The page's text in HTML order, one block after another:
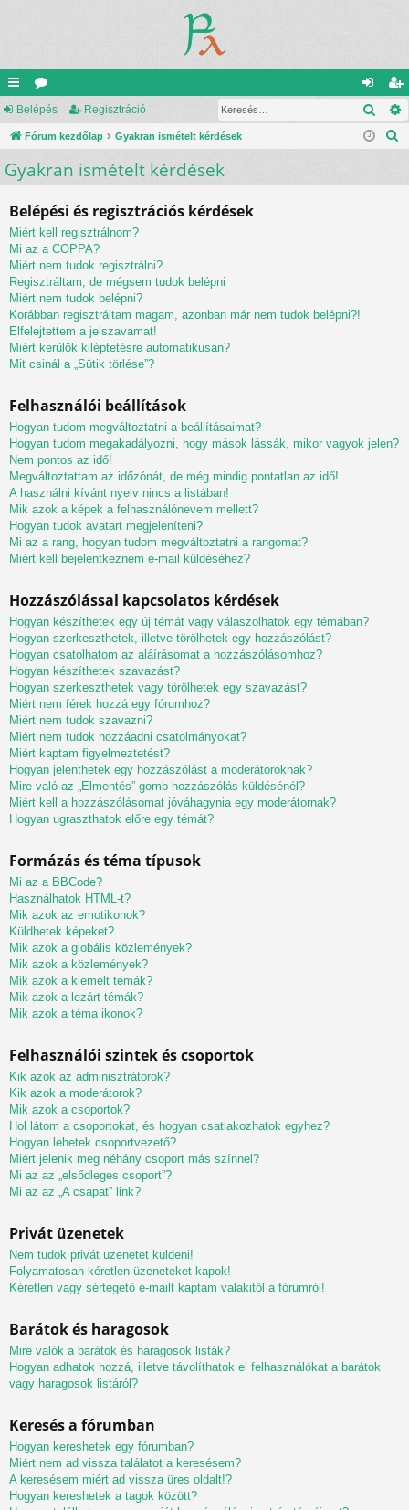
yo
rs
lin
k
ór
u
m
el
ép
eg
is
Belépés Regisztráció
Fórum kezdőlap Gyakran ismételt kérdések
Gyakran ismételt kérdések
Belépési és regisztrációs kérdések
Miért kell regisztrálnom?
Mi az a COPPA?
Miért nem tudok regisztrálni?
Regisztráltam, de mégsem tudok belépni
Miért nem tudok belépni?
Korábban regisztráltam magam, azonban már nem tudok belépni?!
Elfelejtettem a jelszavamat!
Miért kerülök kiléptetésre automatikusan?
Mit csinál a „Sütik törlése”?
Felhasználói beállítások
Hogyan tudom megváltoztatni a beállításaimat?
Hogyan tudom megakadályozni, hogy mások lássák, mikor vagyok jelen?
Nem pontos az idő!
Megváltoztattam az időzónát, de még mindig pontatlan az idő!
A használni kívánt nyelv nincs a listában!
Mik azok a képek a felhasználónevem mellett?
Hogyan tudok avatart megjeleníteni?
Mi az a rang, hogyan tudom megváltoztatni a rangomat?
Miért kell bejelentkeznem e-mail küldéséhez?
Hozzászólással kapcsolatos kérdések
Hogyan készíthetek egy új témát vagy válaszolhatok egy témában?
Hogyan szerkeszthetek, illetve törölhetek egy hozzászólást?
Hogyan csatolhatom az aláírásomat a hozzászólásomhoz?
Hogyan készíthetek szavazást?
Hogyan szerkeszthetek vagy törölhetek egy szavazást?
Miért nem férek hozzá egy fórumhoz?
Miért nem tudok szavazni?
Miért nem tudok hozzáadni csatolmányokat?
Miért kaptam figyelmeztetést?
Hogyan jelenthetek egy hozzászólást a moderátoroknak?
Mire való az „Elmentés” gomb hozzászólás küldésénél?
Miért kell a hozzászólásomat jóváhagynia egy moderátornak?
Hogyan ugraszthatok előre egy témát?
Formázás és téma típusok
Mi az a BBCode?
Használhatok HTML-t?
Mik azok az emotikonok?
Küldhetek képeket?
Mik azok a globális közlemények?
Mik azok a közlemények?
Mik azok a kiemelt témák?
Mik azok a lezárt témák?
Mik azok a téma ikonok?
Felhasználói szintek és csoportok
Kik azok az adminisztrátorok?
Kik azok a moderátorok?
Mik azok a csoportok?
Hol látom a csoportokat, és hogyan csatlakozhatok egyhez?
Hogyan lehetek csoportvezető?
Miért jelenik meg néhány csoport más színnel?
Mi az az „elsődleges csoport”?
Mi az az „A csapat” link?
Privát üzenetek
Nem tudok privát üzenetet küldeni!
Folyamatosan kéretlen üzeneteket kapok!
Kéretlen vagy sértegető e-mailt kaptam valakitől a fórumról!
Barátok és haragosok
Mire valók a barátok és haragosok listák?
Hogyan adhatok hozzá, illetve távolíthatok el felhasználókat a barátok
vagy haragosok listáról?
Keresés a fórumban
Hogyan kereshetek egy fórumban?
Miért nem ad vissza találatot a keresésem?
A keresésem miért ad vissza üres oldalt!?
Hogyan kereshetek a tagok között?